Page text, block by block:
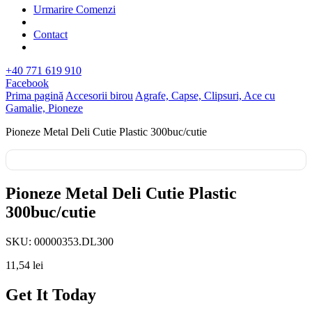
Urmarire Comenzi
Contact
+40 771 619 910
Facebook
Prima pagină Accesorii birou Agrafe, Capse, Clipsuri, Ace cu
Gamalie, Pioneze
Pioneze Metal Deli Cutie Plastic 300buc/cutie
Pioneze Metal Deli Cutie Plastic
300buc/cutie
SKU: 00000353.DL300
11,54 lei
Get It Today